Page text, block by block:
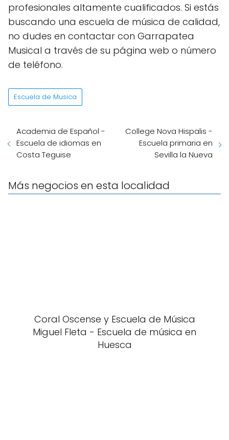
profesionales altamente cualificados. Si estás
buscando una escuela de música de calidad,
no dudes en contactar con Garrapatea
Musical a través de su página web o número
de teléfono.
Escuela de Musica
Academia de Español -
Escuela de idiomas en
Costa Teguise
College Nova Hispalis -
Escuela primaria en
Sevilla la Nueva
Más negocios en esta localidad
Coral Oscense y Escuela de Música
Miguel Fleta - Escuela de música en
Huesca